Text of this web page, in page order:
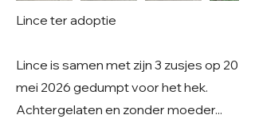
Lince ter adoptie
Lince is samen met zijn 3 zusjes op 20
mei 2026 gedumpt voor het hek.
Achtergelaten en zonder moeder...